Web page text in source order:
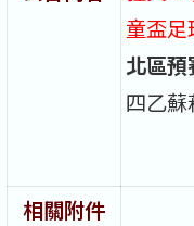
童盃足
北區
四乙蘇
相關附件